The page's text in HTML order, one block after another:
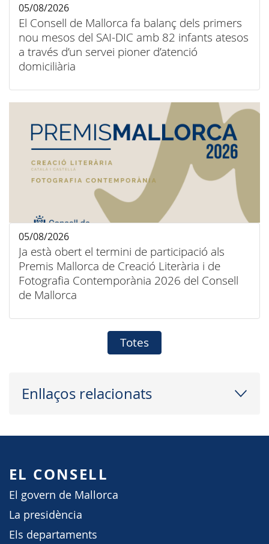
El Consell de Mallorca fa balanç dels primers
nou mesos del SAI-DIC amb 82 infants atesos
a través d’un servei pioner d’atenció
domiciliària
05/08/2026
Ja està obert el termini de participació als
Premis Mallorca de Creació Literària i de
Fotografia Contemporània 2026 del Consell
de Mallorca
05/08/2026
Totes
Enllaços relacionats
EL CONSELL
El govern de Mallorca
La presidència
Els departaments